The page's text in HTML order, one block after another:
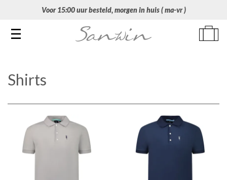
Voor 15:00 uur besteld, morgen in huis ( ma-vr )
Toggle navigation
Shirts